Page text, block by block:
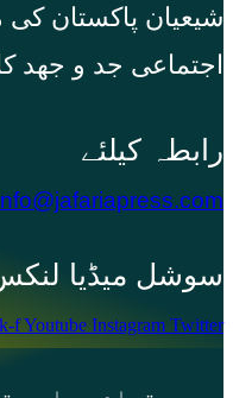
شیعیان پاکستان
اجتماعی جد و جهد کا
سوشل میڈیا
fYoutube Instagram Twitter